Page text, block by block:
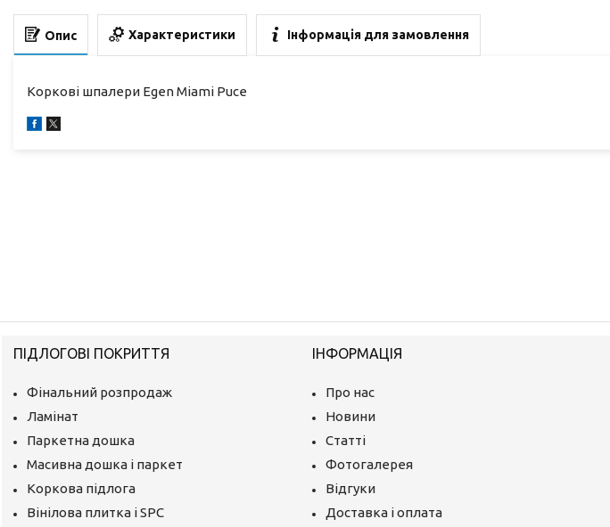
Опис Характеристики Інформація для замовлення
Коркові шпалери Egen Miami Puce
ПІДЛОГОВІ ПОКРИТТЯ
Фінальний розпродаж
Ламінат
Паркетна дошка
Масивна дошка і паркет
Коркова підлога
Вінілова плитка і SPC
ІНФОРМАЦІЯ
Про нас
Новини
Статті
Фотогалерея
Відгуки
Доставка і оплата